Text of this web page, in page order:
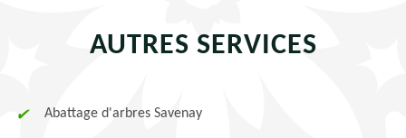
AUTRES SERVICES
Abattage d'arbres Savenay